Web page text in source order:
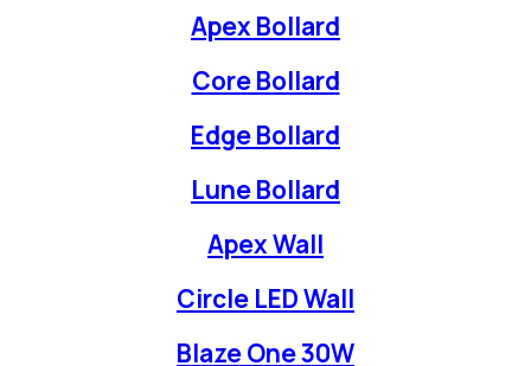
Apex Bollard
Core Bollard
Edge Bollard
Lune Bollard
Apex Wall
Circle LED Wall
Blaze One 30W